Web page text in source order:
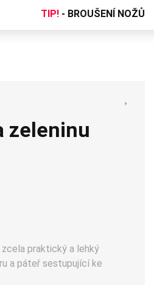
TIP! - BROUŠENÍ NOŽŮ
zeleninu
zcela praktický a lehký
a páteř sestupující ke